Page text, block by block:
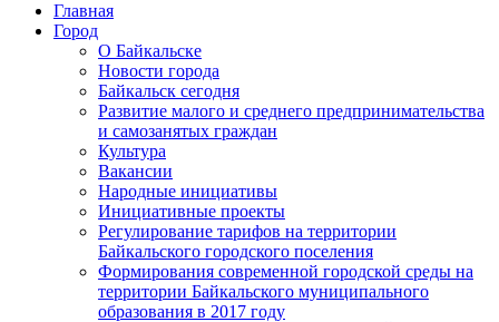
Главная
Город
О Байкальске
Новости города
Байкальск сегодня
Развитие малого и среднего предпринимательства
и самозанятых граждан
Культура
Вакансии
Народные инициативы
Инициативные проекты
Регулирование тарифов на территории
Байкальского городского поселения
Формирования современной городской среды на
территории Байкальского муниципального
образования в 2017 году